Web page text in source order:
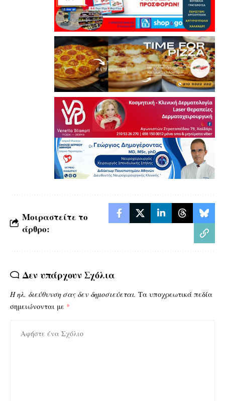
Μοιραστείτε το
άρθρο:
Δεν υπάρχουν Σχόλια
Η ηλ. διεύθυνση σας δεν δημοσιεύεται. Τα υποχρεωτικά πεδία
σημειώνονται με *